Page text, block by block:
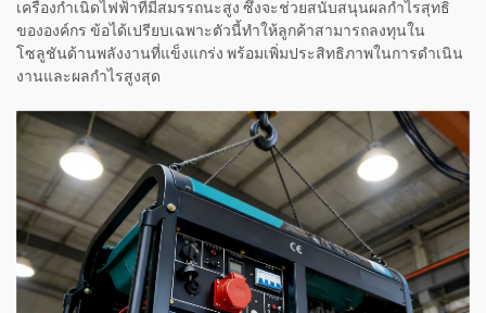
เครื่องกำเนิดไฟฟ้าที่มีสมรรถนะสูง ซึ่งจะช่วยสนับสนุนผลกำไรสุทธิ
ขององค์กร ข้อได้เปรียบเฉพาะตัวนี้ทำให้ลูกค้าสามารถลงทุนใน
โซลูชันด้านพลังงานที่แข็งแกร่ง พร้อมเพิ่มประสิทธิภาพในการดำเนิน
งานและผลกำไรสูงสุด